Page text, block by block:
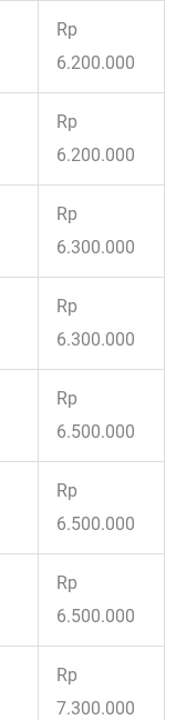
Rp
6.200.000
Rp
6.200.000
Rp
6.300.000
Rp
6.300.000
Rp
6.500.000
Rp
6.500.000
Rp
6.500.000
Rp
7.300.000